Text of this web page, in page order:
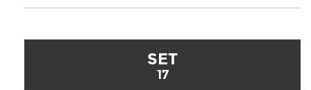
SET
17